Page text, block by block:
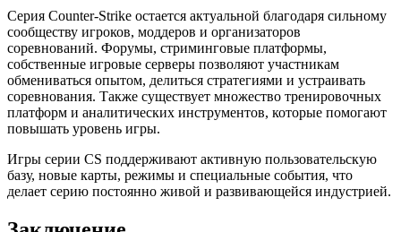
Серия Counter-Strike остается актуальной благодаря сильному
сообществу игроков, моддеров и организаторов
соревнований. Форумы, стриминговые платформы,
собственные игровые серверы позволяют участникам
обмениваться опытом, делиться стратегиями и устраивать
соревнования. Также существует множество тренировочных
платформ и аналитических инструментов, которые помогают
повышать уровень игры.
Игры серии CS поддерживают активную пользовательскую
базу, новые карты, режимы и специальные события, что
делает серию постоянно живой и развивающейся индустрией.